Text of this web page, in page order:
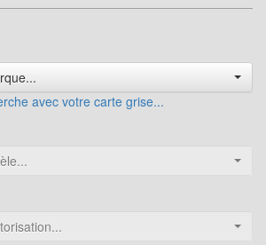
avec votre carte grise...